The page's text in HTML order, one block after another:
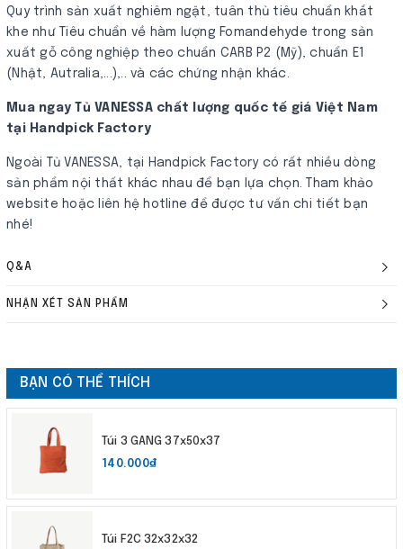
Quy trình sản xuất nghiêm ngặt, tuân thủ tiêu chuẩn khắt
khe như Tiêu chuẩn về hàm lượng Fomandehyde trong sản
xuất gỗ công nghiệp theo chuẩn CARB P2​ (Mỹ), chuẩn E1
(Nhật, Autralia,...),.. và các chứng nhận khác.
Mua ngay Tủ VANESSA chất lượng quốc tế giá Việt Nam
tại Handpick Factory
Ngoài Tủ VANESSA, tại Handpick Factory có rất nhiều dòng
sản phẩm nội thất khác nhau để bạn lựa chọn. Tham khảo
website hoặc liên hệ hotline để được tư vấn chi tiết bạn
nhé!
Q&A
NHẬN XÉT SẢN PHẨM
BẠN CÓ THỂ THÍCH
Túi 3 GANG 37x50x37
140.000₫
Túi F2C 32x32x32